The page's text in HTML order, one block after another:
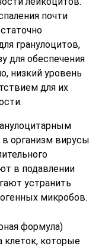
почти
гранулоцитов,
для обеспечения
низкий уровень
для их
организм вирусы
в подавлении
устранить
микробов.
формула)
которые